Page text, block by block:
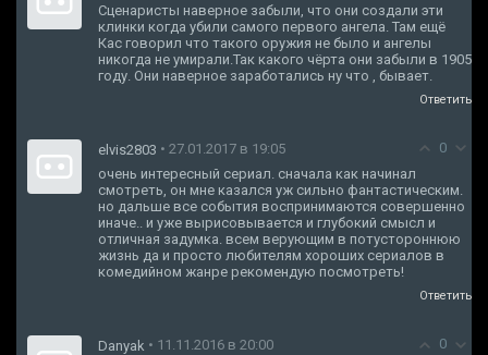
Сценаристы наверное забыли, что они создали эти
клинки когда убили самого первого ангела. Там ещё
Кас говорил что такого оружия не было и ангелы
никогда не умирали.Так какого чёрта они забыли в 1905
году. Они наверное заработались ну что , бывает.
Ответить
0
elvis2803 • 27.01.2017 в 19:05
очень интересный сериал. сначала как начинал
смотреть, он мне казался уж сильно фантастическим.
но дальше все события воспринимаются совершенно
иначе.. и уже вырисовывается и глубокий смысл и
отличная задумка. всем верующим в потустороннюю
жизнь да и просто любителям хороших сериалов в
комедийном жанре рекомендую посмотреть!
Ответить
0
Danyak • 11.11.2016 в 20:00